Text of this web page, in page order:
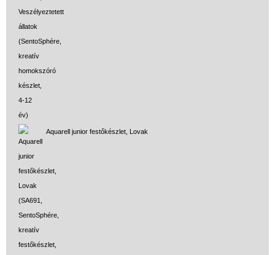
Aquarell junior festőkészlet, Lovak